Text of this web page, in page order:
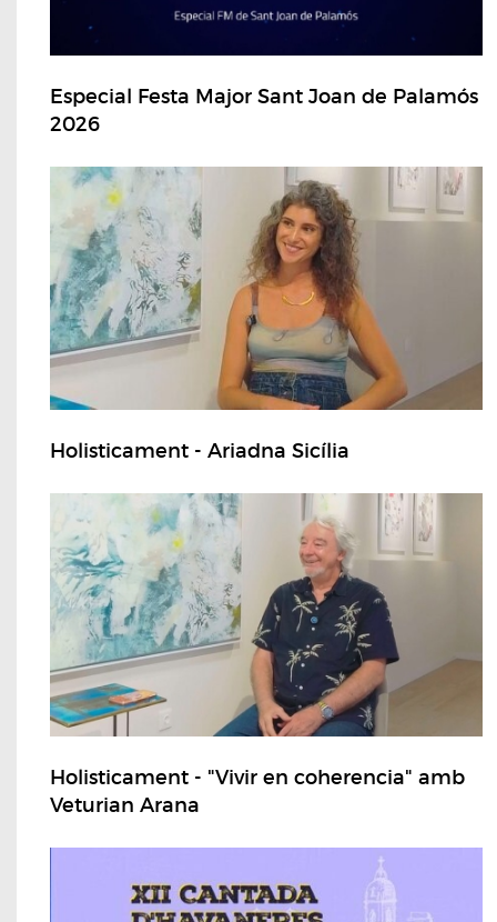
Especial Festa Major Sant Joan de Palamós
2026
Holisticament - Ariadna Sicília
Holisticament - "Vivir en coherencia" amb
Veturian Arana